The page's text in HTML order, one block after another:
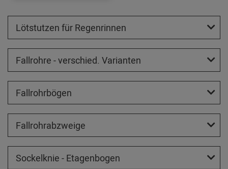
Lötstutzen für Regenrinnen
Fallrohre - verschied. Varianten
Fallrohrbögen
Fallrohrabzweige
Sockelknie - Etagenbogen